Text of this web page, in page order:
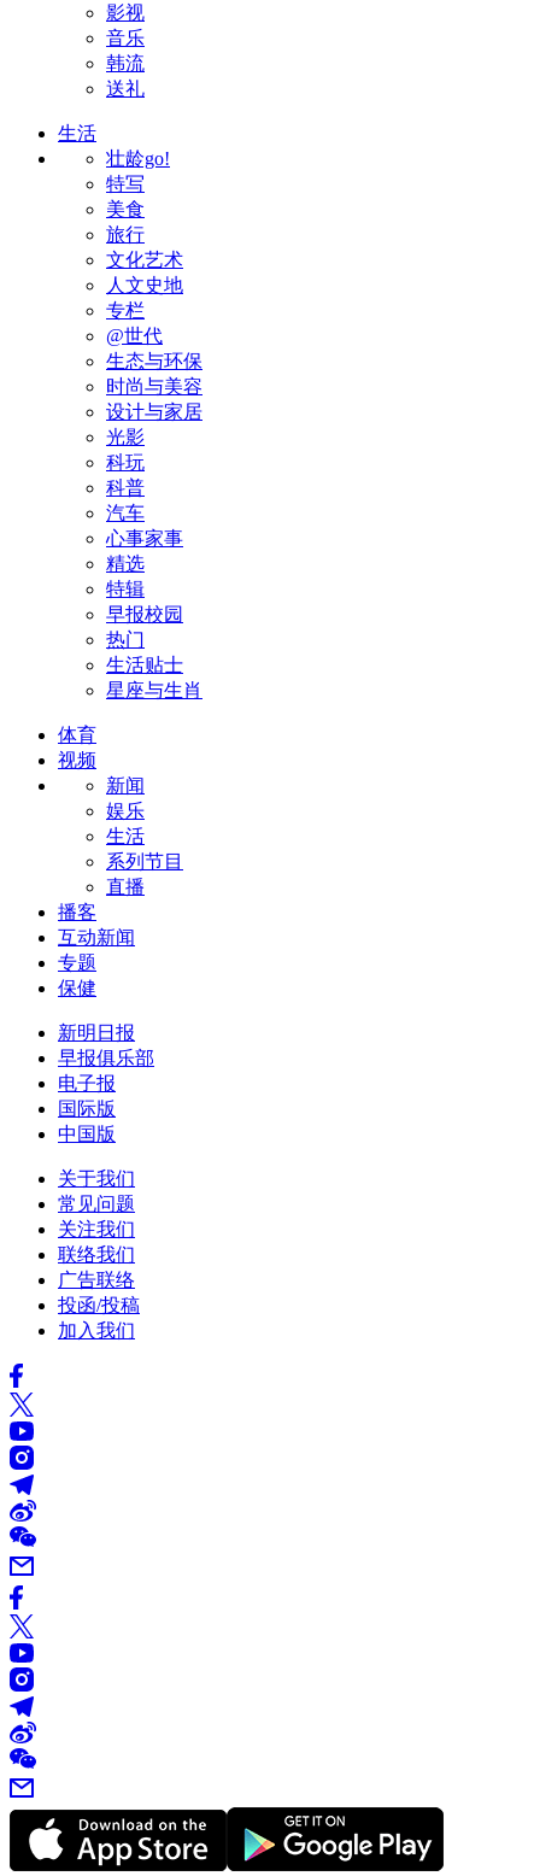
影视
音乐
韩流
送礼
生活
壮龄go!
特写
美食
旅行
文化艺术
人文史地
专栏
@世代
生态与环保
时尚与美容
设计与家居
光影
科玩
科普
汽车
心事家事
精选
特辑
早报校园
热门
生活贴士
星座与生肖
体育
视频
新闻
娱乐
生活
系列节目
直播
播客
互动新闻
专题
保健
新明日报
早报俱乐部
电子报
国际版
中国版
关于我们
常见问题
关注我们
联络我们
广告联络
投函/投稿
加入我们